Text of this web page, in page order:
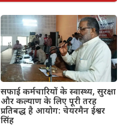
सफाई कर्मचारियों के स्वास्थ्य, सुरक्षा
और कल्याण के लिए पूरी तरह
प्रतिबद्ध है आयोग: चेयरमैन ईश्वर
सिंह